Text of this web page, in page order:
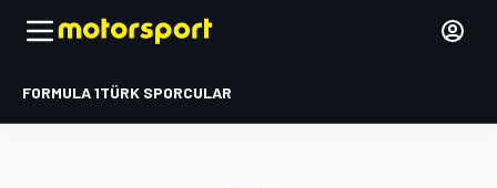
FORMULA 1TÜRK SPORCULAR